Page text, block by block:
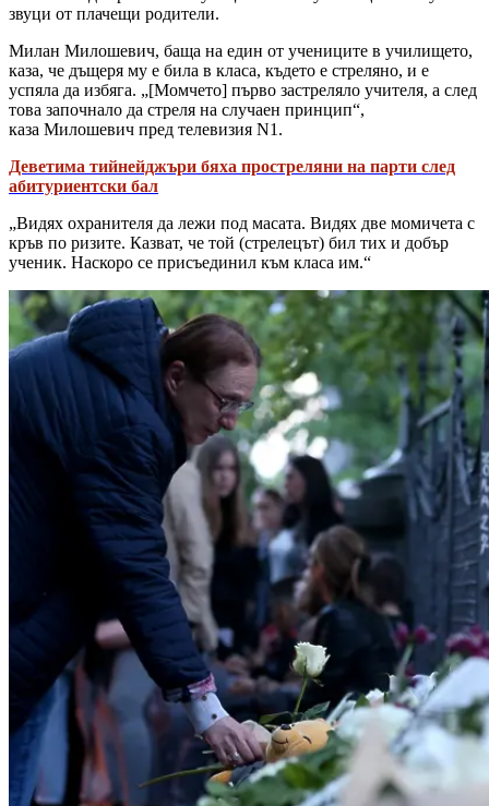
звуци от плачещи родители.
Милан Милошевич, баща на един от учениците в училището,
каза, че дъщеря му е била в класа, където е стреляно, и е
успяла да избяга. „[Момчето] първо застреляло учителя, а след
това започнало да стреля на случаен принцип“,
каза Милошевич пред телевизия N1.
Деветима тийнейджъри бяха простреляни на парти след
абитуриентски бал
„Видях охранителя да лежи под масата. Видях две момичета с
кръв по ризите. Казват, че той (стрелецът) бил тих и добър
ученик. Наскоро се присъединил към класа им.“